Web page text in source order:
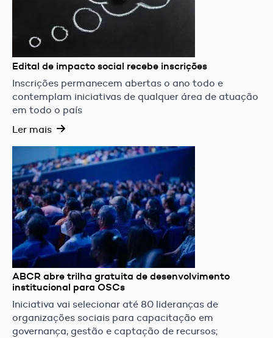
Edital de impacto social recebe inscrições
Inscrições permanecem abertas o ano todo e
contemplam iniciativas de qualquer área de atuação
em todo o país
Ler mais
ABCR abre trilha gratuita de desenvolvimento
institucional para OSCs
Iniciativa vai selecionar até 80 lideranças de
organizações sociais para capacitação em
governança, gestão e captação de recursos;